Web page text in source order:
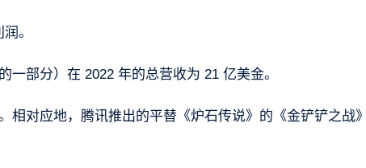
。
部分）在 2022 年的总营收为 21 亿美金。
相对应地，腾讯推出的平替《炉石传说》的《金铲铲之战